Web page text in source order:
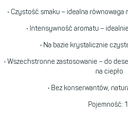
• Czystość smaku – idealna równowaga
• Intensywność aromatu –
• Na bazie krystalicznie
• Wszechstronne zastosowanie – do
na ciepło
• Bez konserwantów,
Pojemność: 1 l